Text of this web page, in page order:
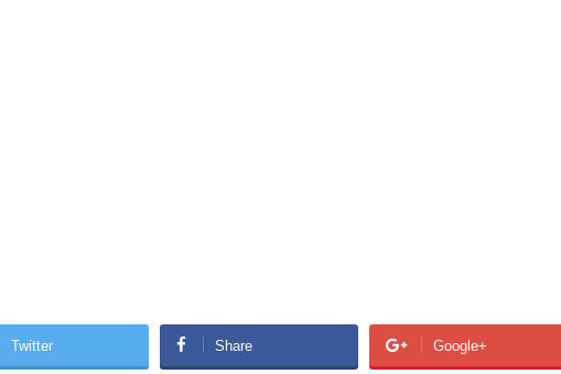
Twitter Share Google+